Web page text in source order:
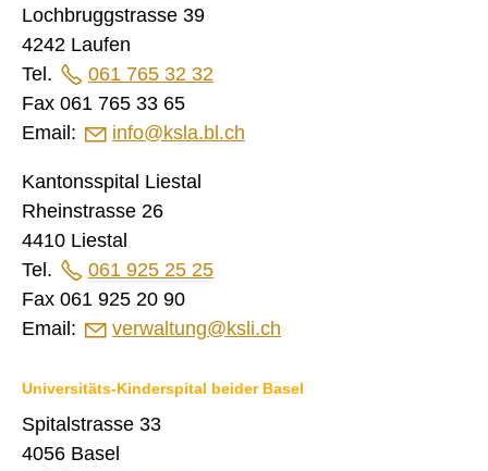
Lochbruggstrasse 39
4242 Laufen
Tel.
061 765 32 32
Fax 061 765 33 65
Email:
nf ksl bl ch
Kantonsspital Liestal
Rheinstrasse 26
4410 Liestal
Tel.
061 925 25 25
Fax 061 925 20 90
Email:
v rw lt ng ksl ch
Universitäts-Kinderspital beider Basel
Spitalstrasse 33
4056 Basel